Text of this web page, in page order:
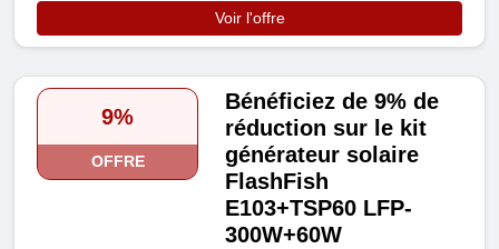
Voir l'offre
9%
OFFRE
Bénéficiez de 9% de
réduction sur le kit
générateur solaire
FlashFish
E103+TSP60 LFP-
300W+60W